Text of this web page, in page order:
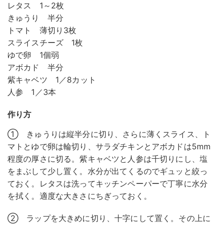
レタス 1～2枚
きゅうり 半分
トマト 薄切り3枚
スライスチーズ 1枚
ゆで卵 1個弱
アボカド 半分
紫キャベツ 1／8カット
人参 1／3本
作り方
① きゅうりは縦半分に切り、さらに薄くスライス、ト
マトとゆで卵は輪切り、サラダチキンとアボカドは5mm
程度の厚さに切る。紫キャベツと人参は千切りにし、塩
をまぶして少し置く。水分が出てくるのでギュッと絞っ
ておく。レタスは洗ってキッチンペーパーで丁寧に水分
を拭く。適度な大きさにちぎっておく。
② ラップを大きめに切り、十字にして置く。その上に